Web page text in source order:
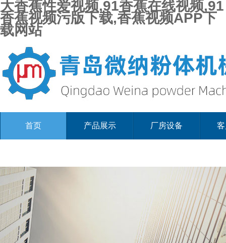
大香蕉性爱视频,91香蕉在线视频,91
香蕉视频污版下载,香蕉视频APP下
载网站
首页 产品展示 厂房设备